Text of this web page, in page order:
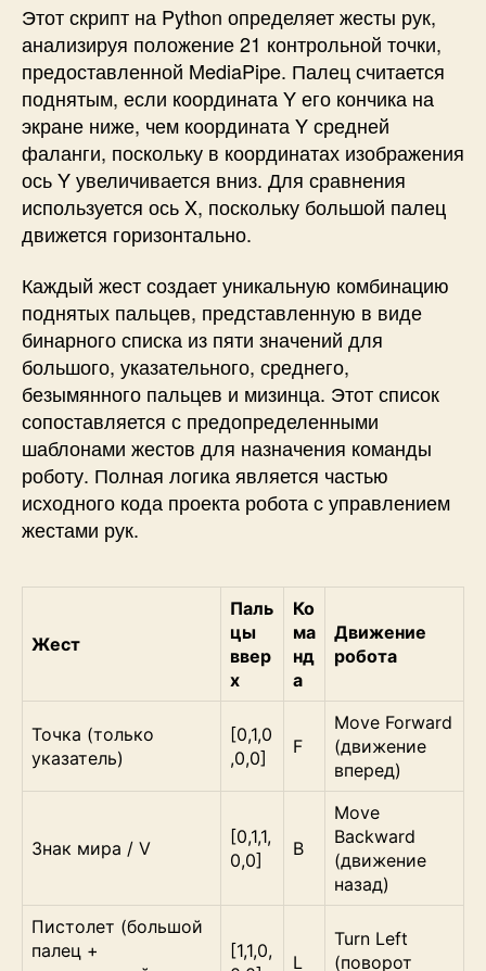
Этот скрипт на Python определяет жесты рук,
анализируя положение 21 контрольной точки,
предоставленной MediaPipe. Палец считается
поднятым, если координата Y его кончика на
экране ниже, чем координата Y средней
фаланги, поскольку в координатах изображения
ось Y увеличивается вниз. Для сравнения
используется ось X, поскольку большой палец
движется горизонтально.
Каждый жест создает уникальную комбинацию
поднятых пальцев, представленную в виде
бинарного списка из пяти значений для
большого, указательного, среднего,
безымянного пальцев и мизинца. Этот список
сопоставляется с предопределенными
шаблонами жестов для назначения команды
роботу. Полная логика является частью
исходного кода проекта робота с управлением
жестами рук.
Жест
Паль
цы
ввер
х
Ко
ма
нд
а
Движение
робота
Точка (только
указатель)
[0,1,0
,0,0]
F
Move Forward
(движение
вперед)
Знак мира / V
[0,1,1,
0,0]
B
Move
Backward
(движение
назад)
Пистолет (большой
палец +
[1,1,0,
L
Turn Left
(поворот